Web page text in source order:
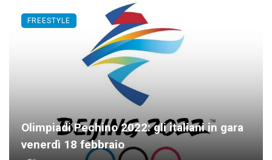
Olimpiadi Pechino 2022: gli italiani in gara
venerdì 18 febbraio
FREESTYLE